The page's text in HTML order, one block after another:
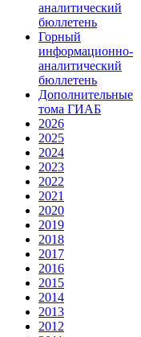
аналитический
бюллетень
Горный
информационно-
аналитический
бюллетень
Дополнительные
тома ГИАБ
2026
2025
2024
2023
2022
2021
2020
2019
2018
2017
2016
2015
2014
2013
2012